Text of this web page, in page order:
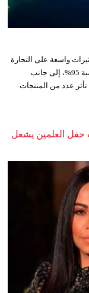
واسعة على التجارة
العالمية، مع تراجع صادرات الغاز الطبيعي المسال بنسبة 95%، إلى جانب
بنسبة 83%، فضلًا عن تأثر عدد من المنتجات
حفل العلمين يشعل